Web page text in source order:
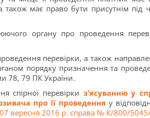
має право бути присутнім під
органу про проведення
перевірки, а також
порядку призначення та
78, 79 ПК України.
спірної перевірки з'ясуванню у
про її проведення у
вересня 2016 р. справа № К/800/